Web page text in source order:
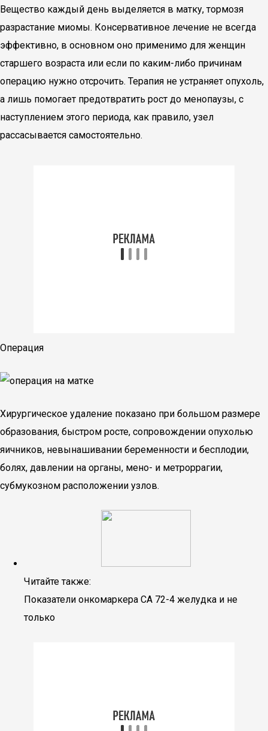
Вещество каждый день выделяется в матку, тормозя
разрастание миомы. Консервативное лечение не всегда
эффективно, в основном оно применимо для женщин
старшего возраста или если по каким-либо причинам
операцию нужно отсрочить. Терапия не устраняет опухоль,
а лишь помогает предотвратить рост до менопаузы, с
наступлением этого периода, как правило, узел
рассасывается самостоятельно.
Операция
Хирургическое удаление показано при большом размере
образования, быстром росте, сопровождении опухолью
яичников, невынашивании беременности и бесплодии,
болях, давлении на органы, мено- и метроррагии,
субмукозном расположении узлов.
Читайте также:
Показатели онкомаркера СА 72-4 желудка и не
только